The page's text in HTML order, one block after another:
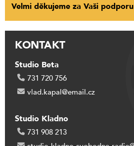
Velmi děkujeme za Vaši podporu
KONTAKT
Studio Beta
731 720 756
vlad.kapal@email.cz
Studio Kladno
731 908 213